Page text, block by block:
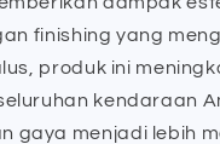
finishing yang
produk ini
kendaraan
gaya menjadi lebih